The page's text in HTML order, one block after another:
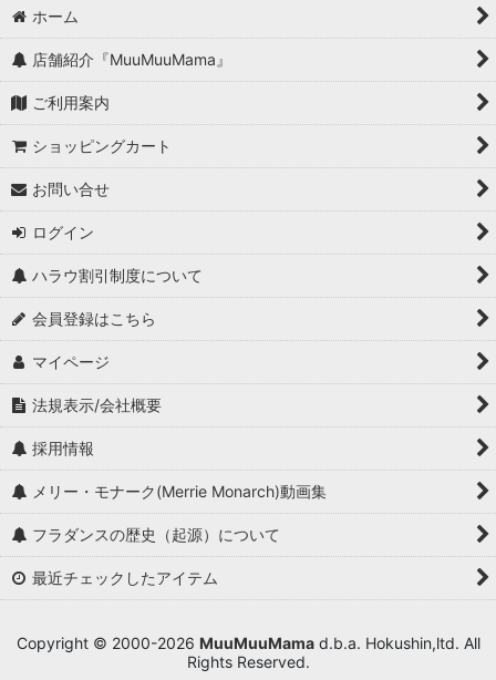
ホーム
店舗紹介『MuuMuuMama』
ご利用案内
ショッピングカート
お問い合せ
ログイン
ハラウ割引制度について
会員登録はこちら
マイページ
法規表示/会社概要
採用情報
メリー・モナーク(Merrie Monarch)動画集
フラダンスの歴史（起源）について
最近チェックしたアイテム
Copyright © 2000-2026 MuuMuuMamad.b.a. Hokushin,ltd. All
Rights Reserved.